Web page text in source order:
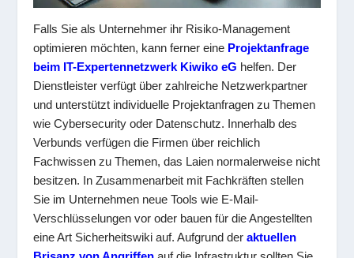
Falls Sie als Unternehmer ihr Risiko-Management
optimieren möchten, kann ferner eine Projektanfrage
beim IT-Expertennetzwerk Kiwiko eG helfen. Der
Dienstleister verfügt über zahlreiche Netzwerkpartner
und unterstützt individuelle Projektanfragen zu Themen
wie Cybersecurity oder Datenschutz. Innerhalb des
Verbunds verfügen die Firmen über reichlich
Fachwissen zu Themen, das Laien normalerweise nicht
besitzen. In Zusammenarbeit mit Fachkräften stellen
Sie im Unternehmen neue Tools wie E-Mail-
Verschlüsselungen vor oder bauen für die Angestellten
eine Art Sicherheitswiki auf. Aufgrund deraktuellen